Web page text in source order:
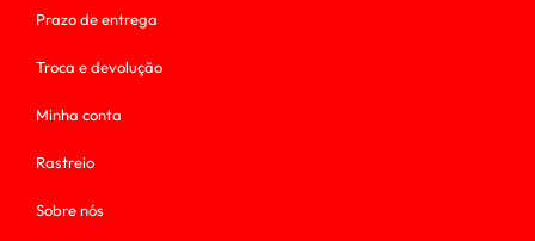
Prazo de entrega
Troca e devolução
Minha conta
Rastreio
Sobre nós